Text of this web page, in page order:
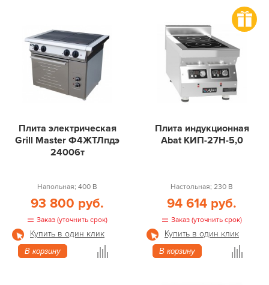
Плита электрическая
Grill Master Ф4ЖТЛпдэ
24006т
Напольная; 400 В
93 800 руб.
Заказ (уточнить срок)
Купить в один клик
В корзину
Плита индукционная
Abat КИП-27Н-5,0
Настольная; 230 В
94 614 руб.
Заказ (уточнить срок)
Купить в один клик
В корзину